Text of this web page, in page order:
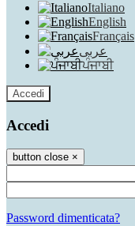
Italiano
English
Français
عربى
ਪੰਜਾਬੀ
Accedi
Accedi
button close ×
Password dimenticata?